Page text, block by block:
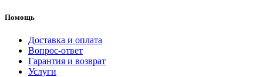
Помощь
Доставка и оплата
Вопрос-ответ
Гарантия и возврат
Услуги